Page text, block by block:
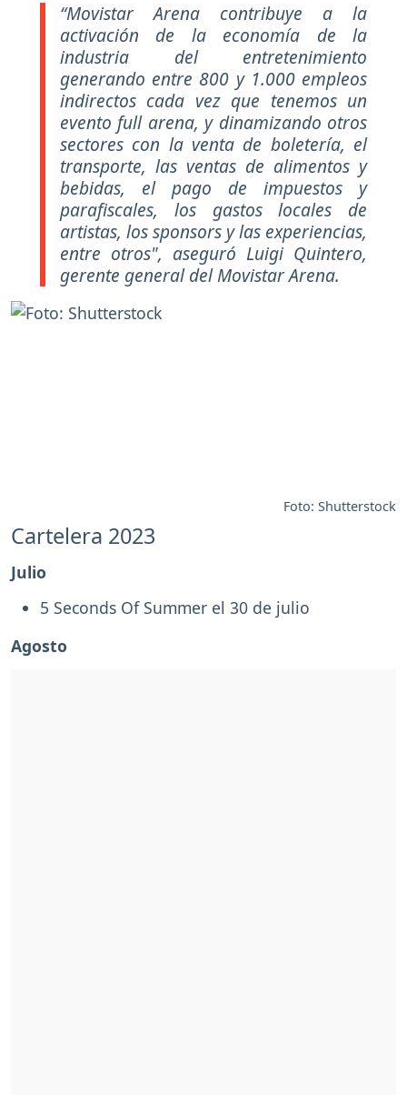
“Movistar Arena contribuye a la
activación de la economía de la
industria del entretenimiento
generando entre 800 y 1.000 empleos
indirectos cada vez que tenemos un
evento full arena, y dinamizando otros
sectores con la venta de boletería, el
transporte, las ventas de alimentos y
bebidas, el pago de impuestos y
parafiscales, los gastos locales de
artistas, los sponsors y las experiencias,
entre otros", aseguró Luigi Quintero,
gerente general del Movistar Arena.
Foto: Shutterstock
Cartelera 2023
Julio
5 Seconds Of Summer el 30 de julio
Agosto